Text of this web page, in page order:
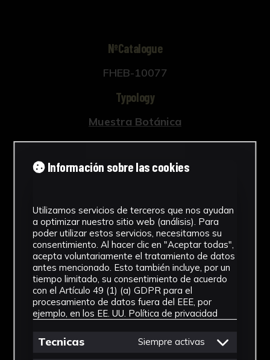
NºCatalogue
FHEB-10077
Typology
Muestra Botánica
Chronology
SF
Fondo Herbario
Género
Maurandya
Familia
Scrophulariaceae
Información sobre las cookies
Utilizamos servicios de terceros que nos ayudan
a optimizar nuestro sitio web (análisis). Para
poder utilizar estos servicios, necesitamos su
consentimiento. Al hacer clic en "Aceptar todas",
acepta voluntariamente el tratamiento de datos
antes mencionado. Esto también incluye, por un
tiempo limitado, su consentimiento de acuerdo
con el Artículo 49 (1) (a) GDPR para el
procesamiento de datos fuera del EEE, por
ejemplo, en los EE. UU. Política de privacidad
Tecnicas Siempre activas